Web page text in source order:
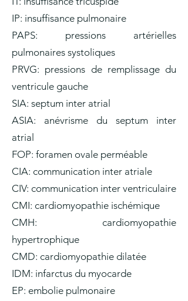
IP: insuffisance pulmonaire
PAPS: pressions artérielles
pulmonaires systoliques
PRVG: pressions de remplissage du
ventricule gauche
SIA: septum inter atrial
ASIA: anévrisme du septum inter
atrial
FOP: foramen ovale perméable
CIA: communication inter atriale
CIV: communication inter ventriculaire
CMI: cardiomyopathie ischémique
CMH: cardiomyopathie
hypertrophique
CMD: cardiomyopathie dilatée
IDM: infarctus du myocarde
EP: embolie pulmonaire